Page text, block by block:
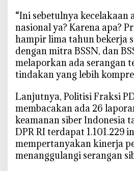
“Ini sebetulnya kecelakaan
nasional ya? Karena apa?
hampir lima tahun bekerja
dengan mitra BSSN, dan
melaporkan ada serangan
tindakan yang lebih
Lanjutnya, Politisi Fraksi
membacakan ada 26
keamanan siber Indonesia
DPR RI terdapat 1.101.229
mempertanyakan kinerja
menanggulangi serangan